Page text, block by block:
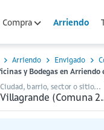
Compra Arriendo
Arriendo Envigado
y Bodegas en
Ciudad, barrio, sector o sitio...